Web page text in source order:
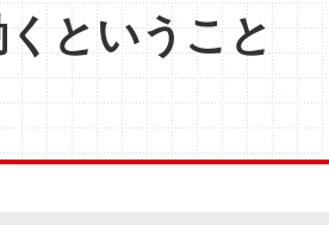
ということ